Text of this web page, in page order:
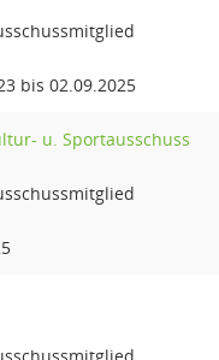
bis 02.09.2025
u. Sportausschuss